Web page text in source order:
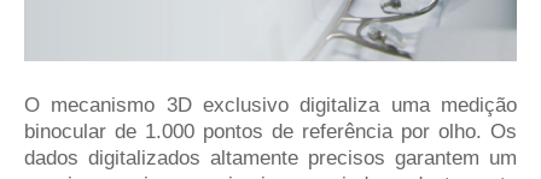
O mecanismo 3D exclusivo digitaliza uma medição
binocular de 1.000 pontos de referência por olho. Os
dados digitalizados altamente precisos garantem um